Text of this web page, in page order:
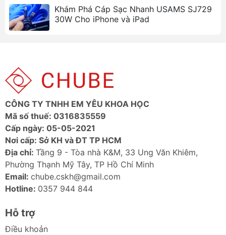
MacBook Pro/Air, iPad Pro, Dell XPS, Surface,
Samsung Galaxy, và nhiều thiết bị khác.
Khám Phá Cáp Sạc Nhanh USAMS SJ729
30W Cho iPhone và iPad
CÔNG TY TNHH EM YÊU KHOA HỌC
Mã số thuế: 0316835559
Cấp ngày: 05-05-2021
Nơi cấp: Sở KH và ĐT TP HCM
Địa chỉ: Tầng 9 - Tòa nhà K&M, 33 Ung Văn Khiêm,
Phường Thạnh Mỹ Tây, TP Hồ Chí Minh
Email: chube.cskh@gmail.com
Hotline: 0357 944 844
Hỗ trợ
Điều khoản